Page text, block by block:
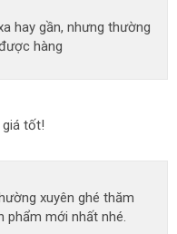
hay gần, nhưng thường
hàng
tốt!
xuyên ghé thăm
phẩm mới nhất nhé.